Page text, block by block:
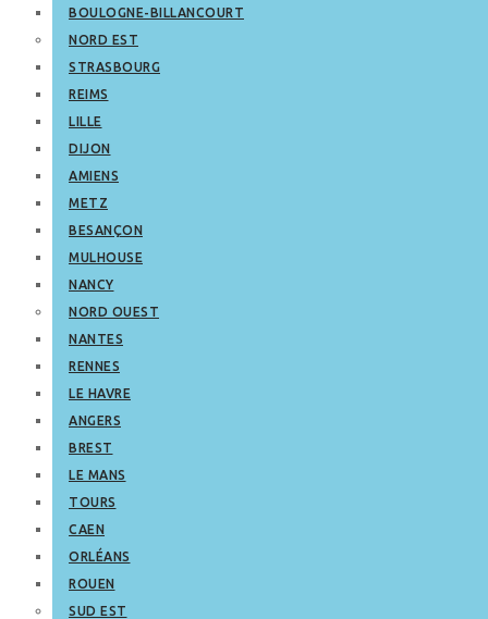
BOULOGNE-BILLANCOURT
NORD EST
STRASBOURG
REIMS
LILLE
DIJON
AMIENS
METZ
BESANÇON
MULHOUSE
NANCY
NORD OUEST
NANTES
RENNES
LE HAVRE
ANGERS
BREST
LE MANS
TOURS
CAEN
ORLÉANS
ROUEN
SUD EST